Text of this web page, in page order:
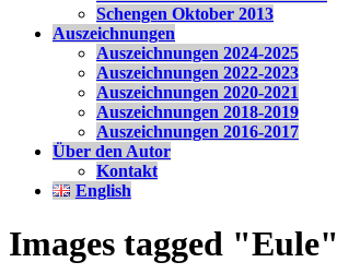
Schengen Oktober 2013
Auszeichnungen
Auszeichnungen 2024-2025
Auszeichnungen 2022-2023
Auszeichnungen 2020-2021
Auszeichnungen 2018-2019
Auszeichnungen 2016-2017
Über den Autor
Kontakt
English
Images tagged "Eule"